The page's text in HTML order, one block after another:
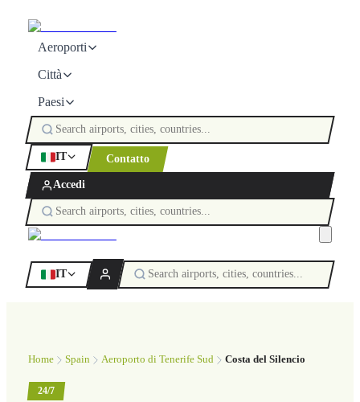
Aeroporti
Città
Paesi
IT Contatto
Accedi
IT
Home Spain Aeroporto di Tenerife Sud Costa del Silencio
24/7